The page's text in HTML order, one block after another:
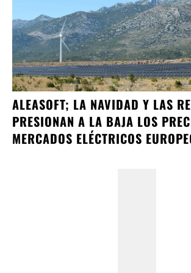
ALEASOFT; LA NAVIDAD Y LAS
PRESIONAN A LA BAJA LOS
MERCADOS ELÉCTRICOS